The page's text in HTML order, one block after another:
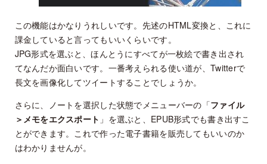
この機能はかなりうれしいです。先述のHTML変換と、これに
課金していると言ってもいいくらいです。
JPG形式を選ぶと、ほんとうにすべてが一枚絵で書き出され
てなんだか面白いです。一番考えられる使い道が、Twitterで
長文を画像化してツイートすることでしょうか。
さらに、ノートを選択した状態でメニューバーの「ファイル
＞メモをエクスポート 」を選ぶと、EPUB形式でも書き出すこ
とができます。これで作った電子書籍を販売してもいいのか
はわかりませんが。